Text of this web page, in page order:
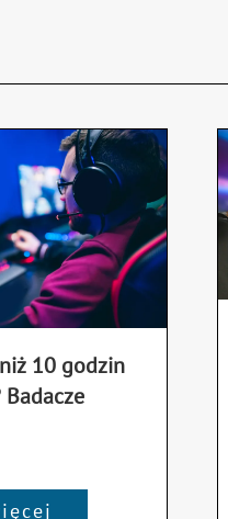
10 godzin